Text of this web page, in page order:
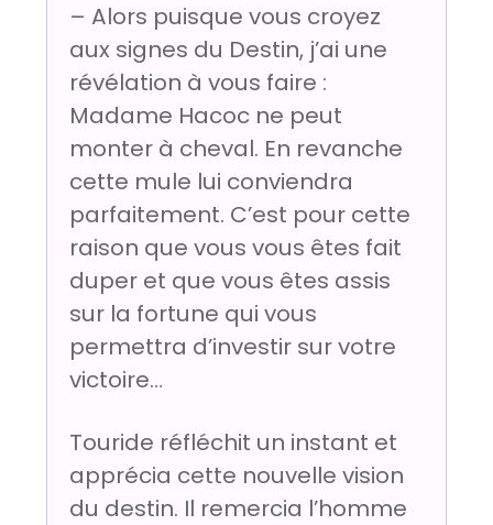
– Alors puisque vous croyez
aux signes du Destin, j’ai une
révélation à vous faire :
Madame Hacoc ne peut
monter à cheval. En revanche
cette mule lui conviendra
parfaitement. C’est pour cette
raison que vous vous êtes fait
duper et que vous êtes assis
sur la fortune qui vous
permettra d’investir sur votre
victoire…
Touride réfléchit un instant et
apprécia cette nouvelle vision
du destin. Il remercia l’homme